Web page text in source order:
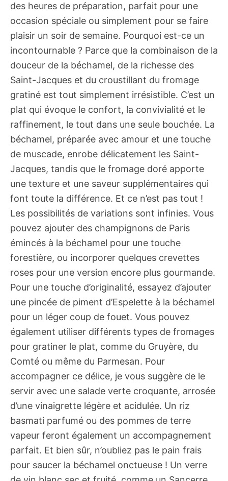
des heures de préparation, parfait pour une
occasion spéciale ou simplement pour se faire
plaisir un soir de semaine. Pourquoi est-ce un
incontournable ? Parce que la combinaison de la
douceur de la béchamel, de la richesse des
Saint-Jacques et du croustillant du fromage
gratiné est tout simplement irrésistible. C’est un
plat qui évoque le confort, la convivialité et le
raffinement, le tout dans une seule bouchée. La
béchamel, préparée avec amour et une touche
de muscade, enrobe délicatement les Saint-
Jacques, tandis que le fromage doré apporte
une texture et une saveur supplémentaires qui
font toute la différence. Et ce n’est pas tout !
Les possibilités de variations sont infinies. Vous
pouvez ajouter des champignons de Paris
émincés à la béchamel pour une touche
forestière, ou incorporer quelques crevettes
roses pour une version encore plus gourmande.
Pour une touche d’originalité, essayez d’ajouter
une pincée de piment d’Espelette à la béchamel
pour un léger coup de fouet. Vous pouvez
également utiliser différents types de fromages
pour gratiner le plat, comme du Gruyère, du
Comté ou même du Parmesan. Pour
accompagner ce délice, je vous suggère de le
servir avec une salade verte croquante, arrosée
d’une vinaigrette légère et acidulée. Un riz
basmati parfumé ou des pommes de terre
vapeur feront également un accompagnement
parfait. Et bien sûr, n’oubliez pas le pain frais
pour saucer la béchamel onctueuse ! Un verre